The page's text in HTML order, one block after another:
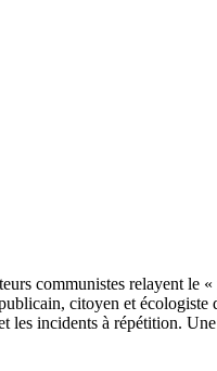
citoyen et écologiste
les incidents à répétition.